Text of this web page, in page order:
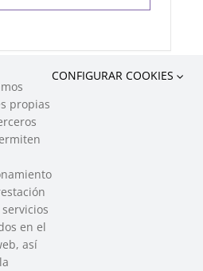
ESTE EVENTO
propias
en el
así
CONFIGURAR COOKIES